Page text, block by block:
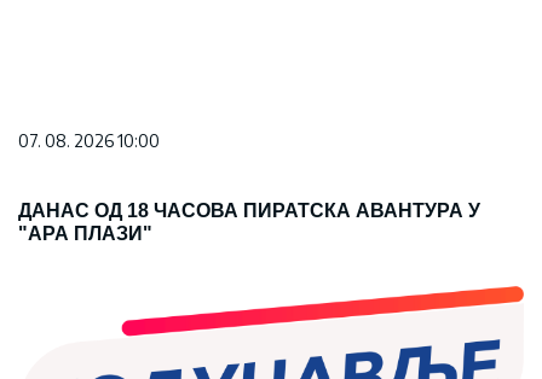
07. 08. 2026 10:00
ДАНАС ОД 18 ЧАСОВА ПИРАТСКА АВАНТУРА У
"АРА ПЛАЗИ"